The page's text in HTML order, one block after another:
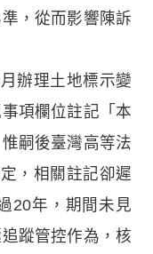
，從而影響陳訴
辦理土地標示變
項欄位註記「本
嗣後臺灣高等法
，相關註記卻遲
20年，期間未見
蹤管控作為，核